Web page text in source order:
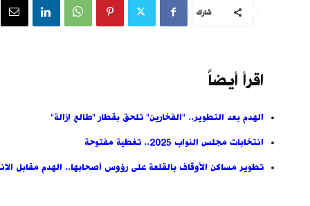
شارك
اقرأ أيضاً
الهدم بعد التطوير.. "الفخارين" تلحق بقطار "طالع إزالة"
انتخابات مجلس النواب 2025.. تغطية مفتوحة
تطوير مساكن الأوقاف بالقلعة على رؤوس أصحابها.. الهدم مقابل